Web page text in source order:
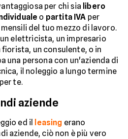
per chi sia libero
o partita IVA per
del tuo mezzo di lavoro.
elettricista, un impresario
un consulente, o in
una persona con un'azienda di
il noleggio a lungo termine
te.
aziende
ed il leasing erano
aziende, ciò non è più vero